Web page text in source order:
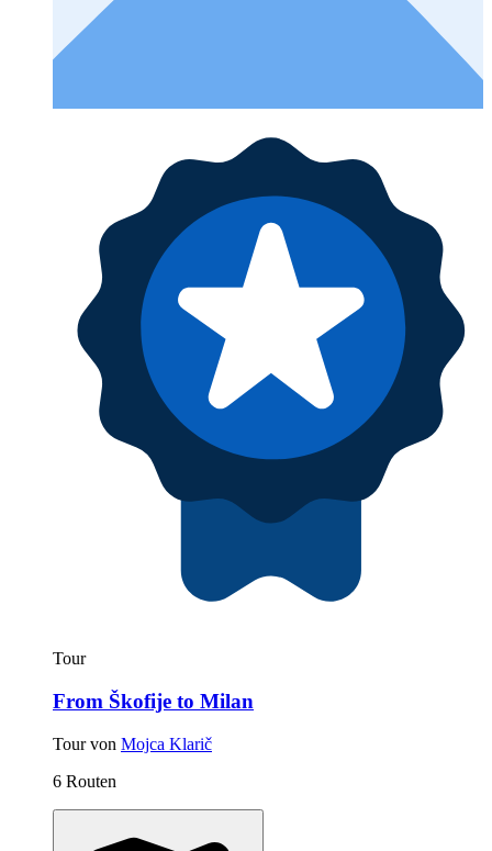
Tour
From Škofije to Milan
Tour von Mojca Klarič
6 Routen